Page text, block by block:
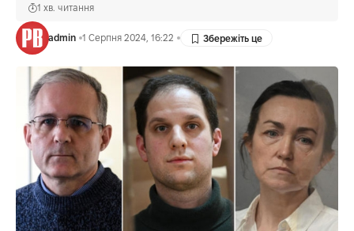
admin 1 Серпня 2024, 16:22
1 хв. читання